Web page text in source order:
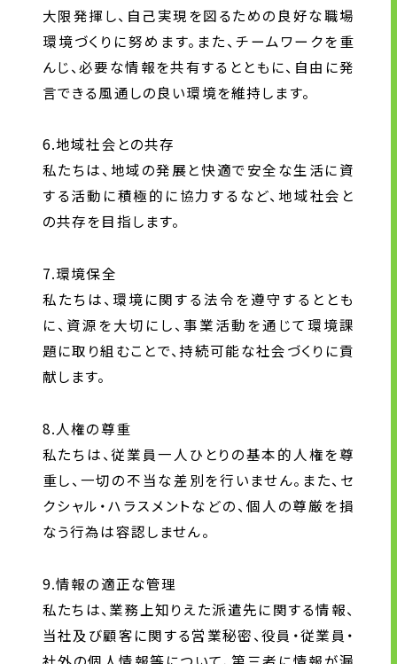
大限発揮し、自己実現を図るための良好な職場
環境づくりに努めます。また、チームワークを重
んじ、必要な情報を共有するとともに、自由に発
言できる風通しの良い環境を維持します。
6.地域社会との共存
私たちは、地域の発展と快適で安全な生活に資
する活動に積極的に協力するなど、地域社会と
の共存を目指します。
7.環境保全
私たちは、環境に関する法令を遵守するととも
に、資源を大切にし、事業活動を通じて環境課
題に取り組むことで、持続可能な社会づくりに貢
献します。
8.人権の尊重
私たちは、従業員一人ひとりの基本的人権を尊
重し、一切の不当な差別を行いません。また、セ
クシャル・ハラスメントなどの、個人の尊厳を損
なう行為は容認しません。
9.情報の適正な管理
私たちは、業務上知りえた派遣先に関する情報、
当社及び顧客に関する営業秘密、役員・従業員・